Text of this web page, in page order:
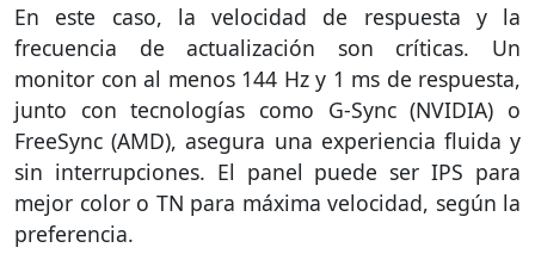
En este caso, la velocidad de respuesta y la
frecuencia de actualización son críticas. Un
monitor con al menos 144 Hz y 1 ms de respuesta,
junto con tecnologías como G-Sync (NVIDIA) o
FreeSync (AMD), asegura una experiencia fluida y
sin interrupciones. El panel puede ser IPS para
mejor color o TN para máxima velocidad, según la
preferencia.